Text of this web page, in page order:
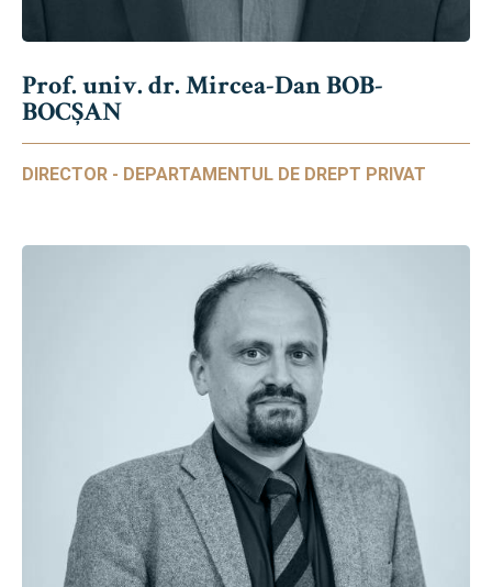
Prof. univ. dr. Mircea-Dan BOB-
BOCȘAN
DIRECTOR - DEPARTAMENTUL DE DREPT PRIVAT